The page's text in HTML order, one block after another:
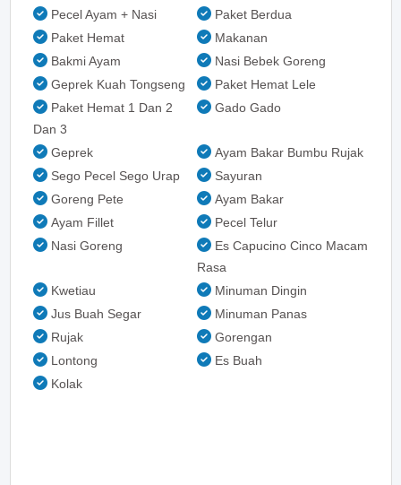
Pecel Ayam + Nasi
Paket Berdua
Paket Hemat
Makanan
Bakmi Ayam
Nasi Bebek Goreng
Geprek Kuah Tongseng
Paket Hemat Lele
Paket Hemat 1 Dan 2
Dan 3
Gado Gado
Geprek
Ayam Bakar Bumbu Rujak
Sego Pecel Sego Urap
Sayuran
Goreng Pete
Ayam Bakar
Ayam Fillet
Pecel Telur
Nasi Goreng
Es Capucino Cinco Macam
Rasa
Kwetiau
Minuman Dingin
Jus Buah Segar
Minuman Panas
Rujak
Gorengan
Lontong
Es Buah
Kolak